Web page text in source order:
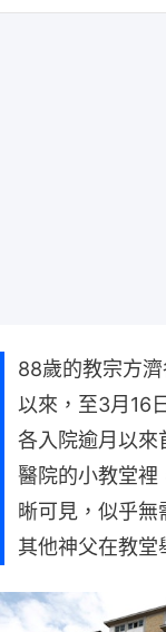
88歲的教宗方
以來，至3月16
各入院逾月以來
醫院的小教堂裡
晰可見，似乎
其他神父在教堂